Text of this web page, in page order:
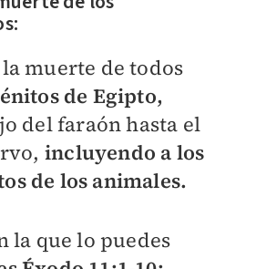
muerte de todos
de Egipto,
del faraón hasta el
incluyendo a los
de los animales.
la que lo puedes